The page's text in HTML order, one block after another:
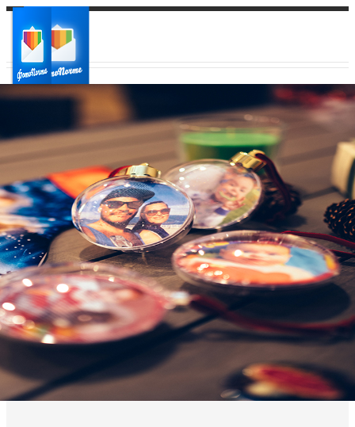
Ваш город:
Ваш регион доставки
Выберите из списка: